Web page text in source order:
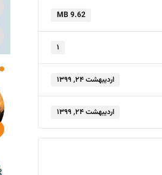
9.62 MB
۱
اردیبهشت ۲۴, ۱۳۹۹
اردیبهشت ۲۴, ۱۳۹۹